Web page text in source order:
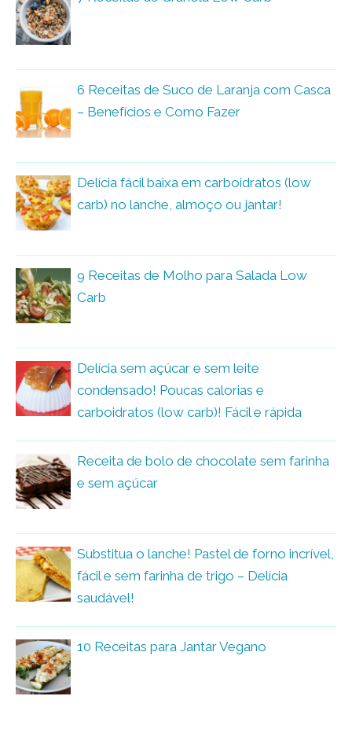
6 Receitas de Suco de Laranja com Casca
– Benefícios e Como Fazer
Delícia fácil baixa em carboidratos (low
carb) no lanche, almoço ou jantar!
9 Receitas de Molho para Salada Low
Carb
Delícia sem açúcar e sem leite
condensado! Poucas calorias e
carboidratos (low carb)! Fácil e rápida
Receita de bolo de chocolate sem farinha
e sem açúcar
Substitua o lanche! Pastel de forno incrível,
fácil e sem farinha de trigo – Delícia
saudável!
10 Receitas para Jantar Vegano